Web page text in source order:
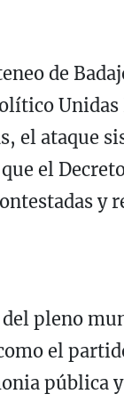
de
el ataque
el
del pleno
el
pública